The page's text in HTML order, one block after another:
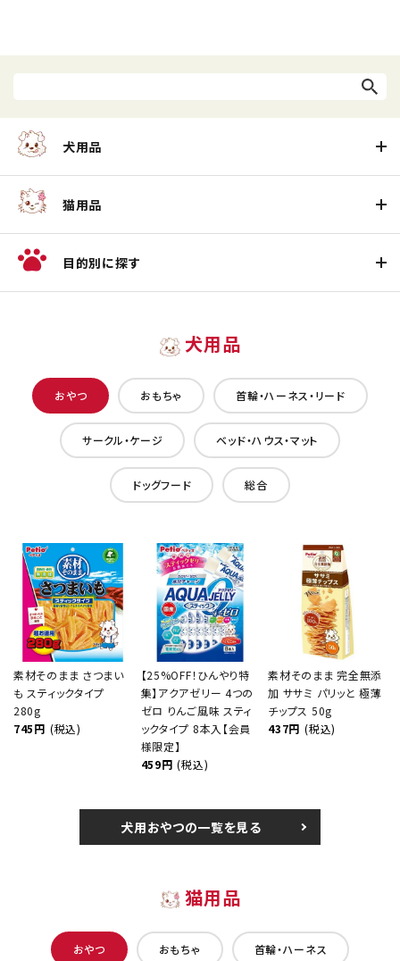
犬用品
猫用品
目的別に探す
犬用品
おやつ おもちゃ 首輪・ハーネス・リード
サークル・ケージ ベッド・ハウス・マット
ドッグフード 総合
素材そのまま さつまい
も スティックタイプ
280g
745円 (税込)
【25%OFF！ひんやり特
集】アクアゼリー 4つの
ゼロ りんご風味 スティ
ックタイプ 8本入【会員
様限定】
459円 (税込)
素材そのまま 完全無添
加 ササミ パリッと 極薄
チップス 50g
437円 (税込)
犬用おやつの一覧を見る
猫用品
おやつ おもちゃ 首輪・ハーネス